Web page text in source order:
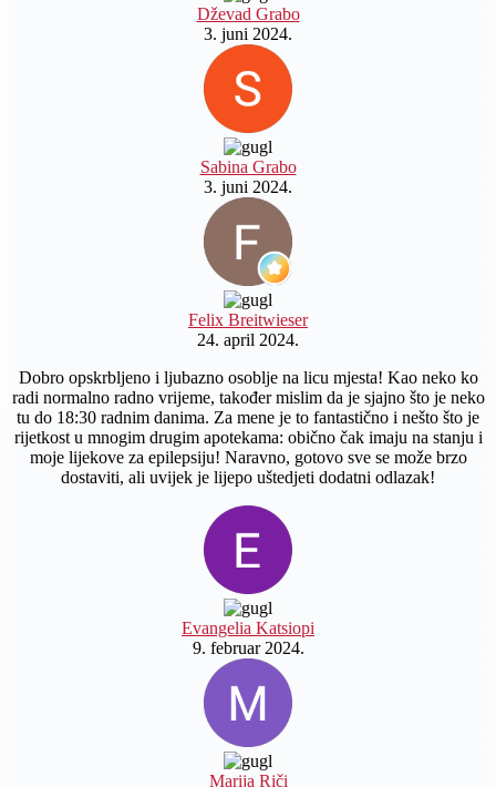
Dževad Grabo
3. juni 2024.
Sabina Grabo
3. juni 2024.
Felix Breitwieser
24. april 2024.
Dobro opskrbljeno i ljubazno osoblje na licu mjesta! Kao neko ko
radi normalno radno vrijeme, također mislim da je sjajno što je neko
tu do 18:30 radnim danima. Za mene je to fantastično i nešto što je
rijetkost u mnogim drugim apotekama: obično čak imaju na stanju i
moje lijekove za epilepsiju! Naravno, gotovo sve se može brzo
dostaviti, ali uvijek je lijepo uštedjeti dodatni odlazak!
Evangelia Katsiopi
9. februar 2024.
Marija Riči